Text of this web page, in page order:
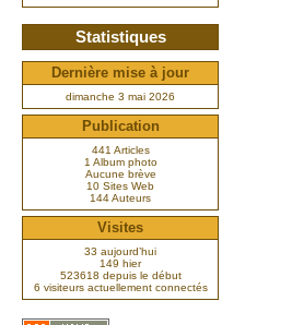
Statistiques
Dernière mise à jour
dimanche 3 mai 2026
Publication
441 Articles
1 Album photo
Aucune brève
10 Sites Web
144 Auteurs
Visites
33 aujourd’hui
149 hier
523618 depuis le début
6 visiteurs actuellement connectés